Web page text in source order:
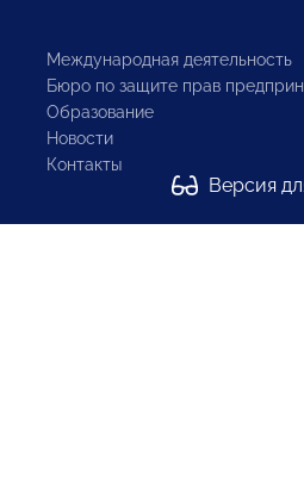
Международная деятельность
Бюро по защите прав
Образование
Новости
Контакты
Версия